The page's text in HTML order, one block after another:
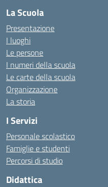
La Scuola
Presentazione
I luoghi
Le persone
I numeri della scuola
Le carte della scuola
Organizzazione
La storia
I Servizi
Personale scolastico
Famiglie e studenti
Percorsi di studio
Didattica